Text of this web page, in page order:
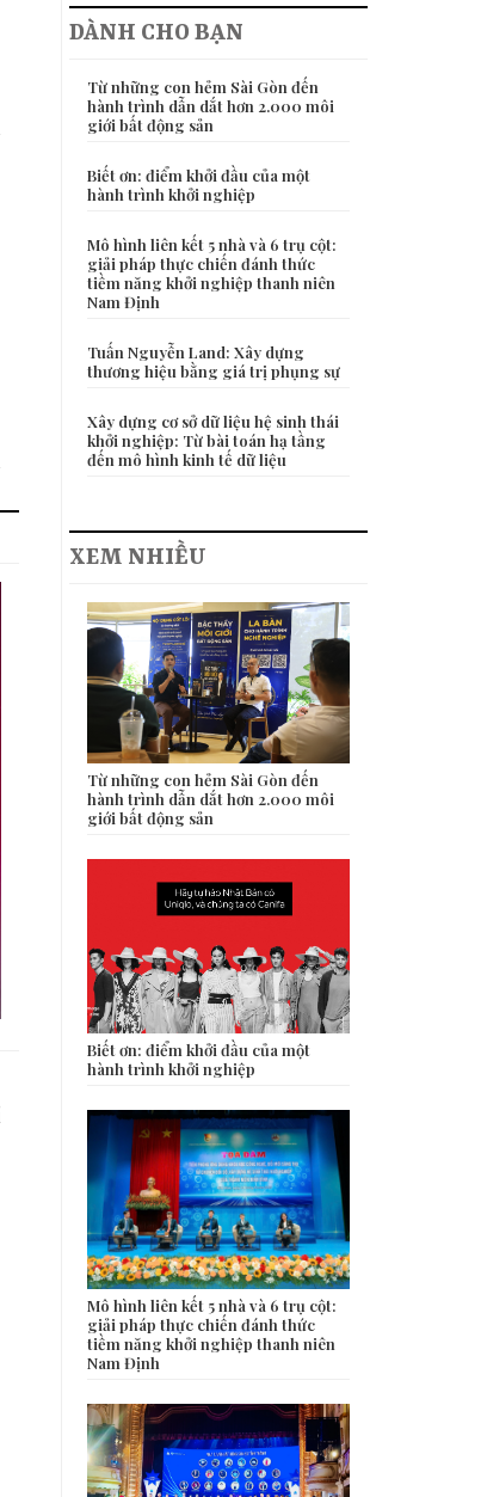
DÀNH CHO BẠN
Từ những con hẻm Sài Gòn đến
hành trình dẫn dắt hơn 2.000 môi
giới bất động sản
Biết ơn: điểm khởi đầu của một
hành trình khởi nghiệp
Mô hình liên kết 5 nhà và 6 trụ cột:
giải pháp thực chiến đánh thức
tiềm năng khởi nghiệp thanh niên
Nam Định
Tuấn Nguyễn Land: Xây dựng
thương hiệu bằng giá trị phụng sự
Xây dựng cơ sở dữ liệu hệ sinh thái
khởi nghiệp: Từ bài toán hạ tầng
đến mô hình kinh tế dữ liệu
XEM NHIỀU
Từ những con hẻm Sài Gòn đến
hành trình dẫn dắt hơn 2.000 môi
giới bất động sản
Biết ơn: điểm khởi đầu của một
hành trình khởi nghiệp
Mô hình liên kết 5 nhà và 6 trụ cột:
giải pháp thực chiến đánh thức
tiềm năng khởi nghiệp thanh niên
Nam Định